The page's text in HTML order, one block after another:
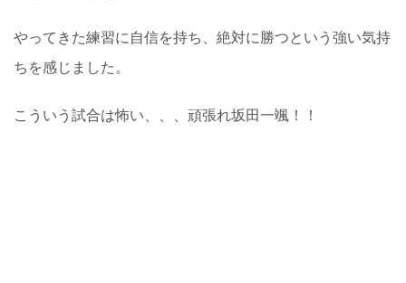
やってきた練習に自信を持ち、絶対に勝つという強い気持
ちを感じました。
こういう試合は怖い、、、頑張れ坂田一颯！！